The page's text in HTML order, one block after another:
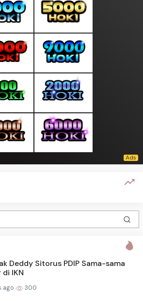
Deddy Sitorus PDIP Sama-sama
IKN
ago 300